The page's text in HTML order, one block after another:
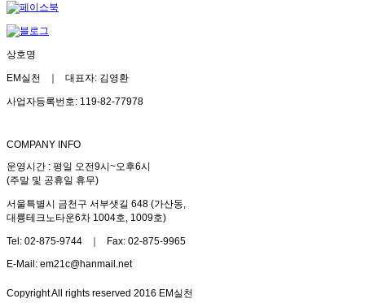
상호명
EM실천 ｜ 대표자: 김영환
사업자등록번호: 119-82-77978
COMPANY INFO
운영시간 : 평일 오전9시~오후6시
(주말 및 공휴일 휴무)
서울특별시 금천구 서부샛길 648 (가산동,
대륭테크노타운6차 1004호, 1009호)
Tel: 02-875-9744 ｜ Fax: 02-875-9965
E-Mail: em21c@hanmail.net
Copyright All rights reserved 2016 EM실천